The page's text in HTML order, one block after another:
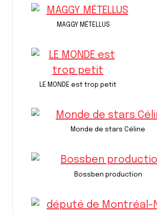
MAGGY MÉTELLUS
LE MONDE est trop petit
Monde de stars Céline
Bossben production